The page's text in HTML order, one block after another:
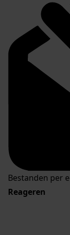
Bestanden per
Reageren